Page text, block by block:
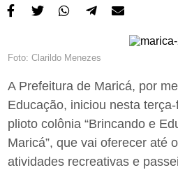
Foto: Clarildo Menezes
A Prefeitura de Maricá, por
Educação, iniciou nesta
plioto colônia “Brincando e
Maricá”, que vai oferecer até
atividades recreativas e